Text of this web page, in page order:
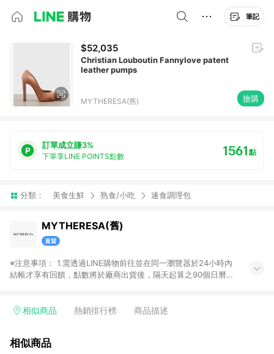
筆記
$52,035
Christian Louboutin Fannylove patent
leather pumps
MYTHERESA(舊) 搶購
訂單成立賺3%
下單享LINE POINTS點數 1561點
分類： 美食生鮮 熟食/小吃 速食調理包
MYTHERESA(舊)
※注意事項： 1.需透過LINE購物前往並在同一瀏覽器於24小時內
結帳才享有回饋，點數將於廠商出貨後，隔天起算之90個日曆天
差異。 4.若於商家App下單，不符合LINE購物導購資格。 5.訂單
Nike Kids 換貨須知： 1. 請提交您的換貨要求並聯繫我們的客戶
相似商品 熱銷排行榜 商品描述
相似商品